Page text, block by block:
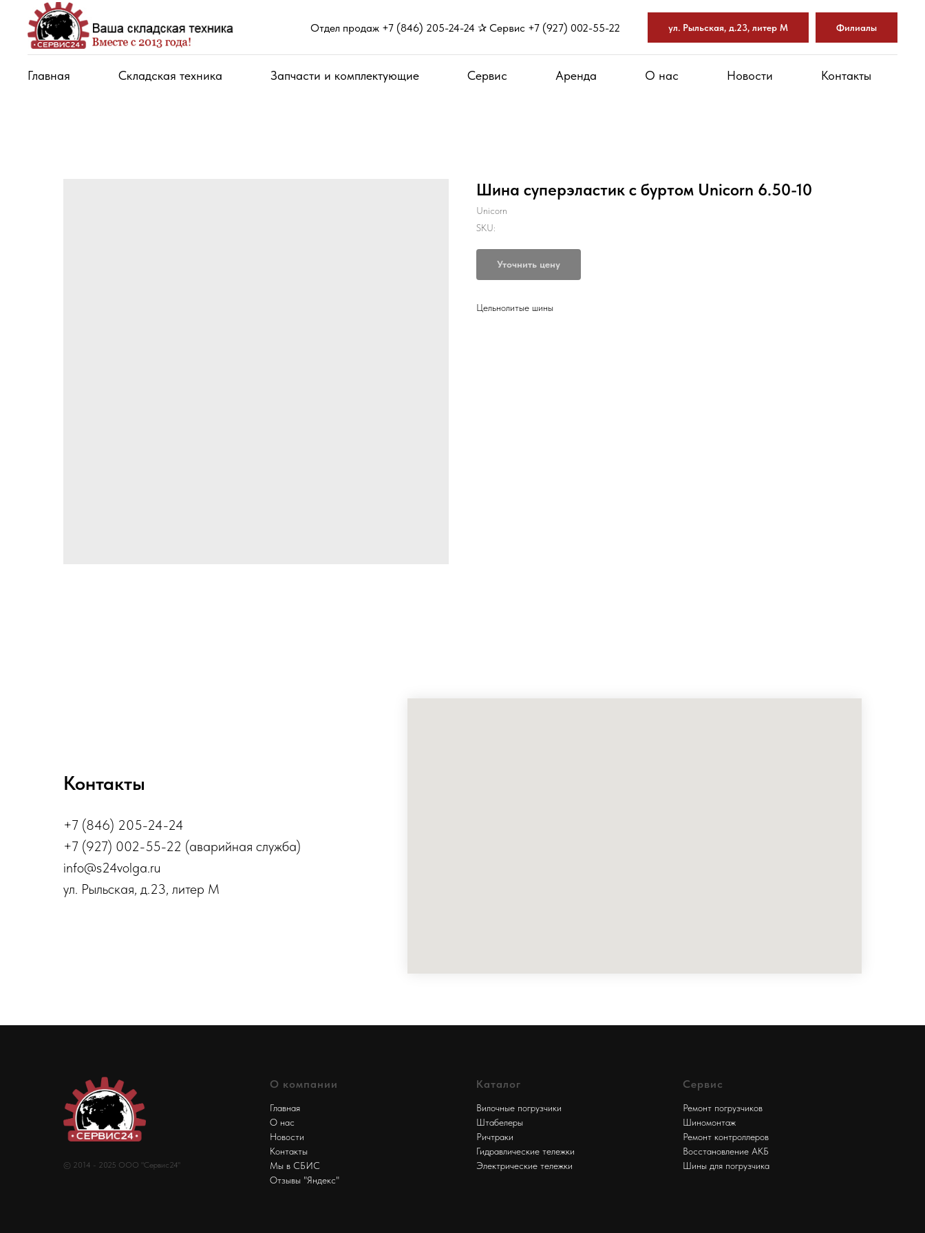
Отдел продаж +7 (846) 205-24-24 ✰ Сервис +7 (927) 002-55-22 ул. Рыльская, д.23, литер М Филиалы
Главная Складская техника Запчасти и комплектующие Сервис Аренда О нас Новости Контакты
Шина суперэластик с буртом Unicorn 6.50-10
Unicorn
SKU:
Уточнить цену
Цельнолитые шины
Контакты
+7 (846) 205-24-24
+7 (927) 002-55-22 (аварийная служба)
info@s24volga.ru
ул. Рыльская, д.23, литер М
© 2014 - 2025 ООО "Сервис24"
О компании
Главная
О нас
Новости
Контакты
Мы в СБИС
Отзывы "Яндекс"
Каталог
Вилочные погрузчики
Штабелеры
Ричтраки
Гидравлические тележки
Электрические тележки
Сервис
Ремонт погрузчиков
Шиномонтаж
Ремонт контроллеров
Восстановление АКБ
Шины для погрузчика